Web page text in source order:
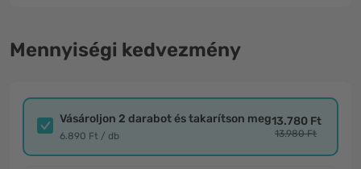
Mennyiségi kedvezmény
Vásároljon 2 darabot és takarítson meg
6.890 Ft / db
13.780 Ft
13.980 Ft